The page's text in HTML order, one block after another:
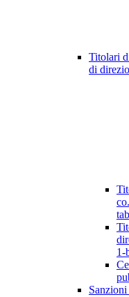
Titolari
di
1-